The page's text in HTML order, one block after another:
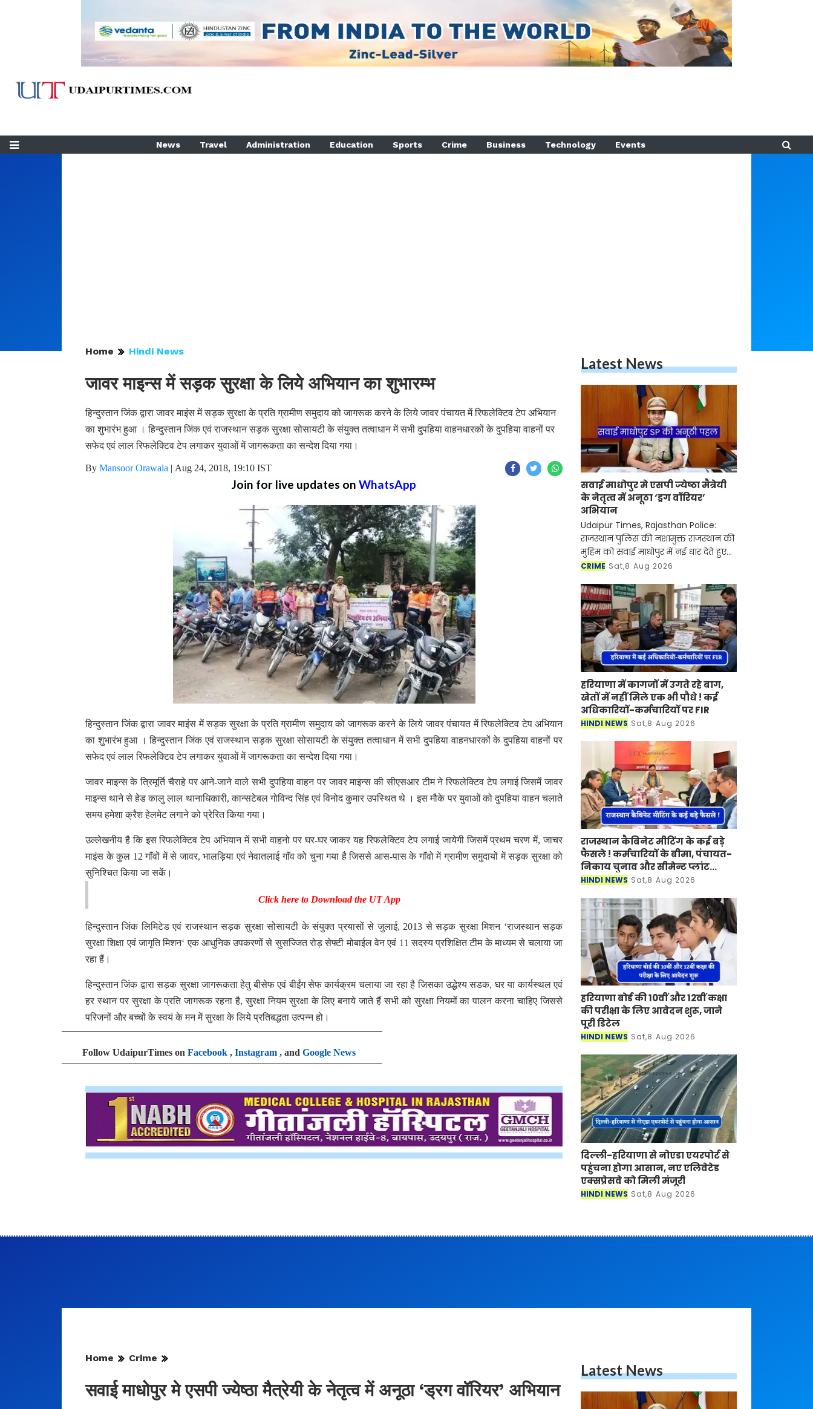
News Travel Administration Education Sports Crime Business Technology Events
Home Hindi News
जावर माइन्स में सड़क सुरक्षा के लिये अभियान का शुभारम्भ
हिन्दुस्तान जिंक द्वारा जावर माइंस में सड़क सुरक्षा के प्रति ग्रामीण समुदाय को जागरूक करने के लिये जावर पंचायत में रिफलेक्टिव टेप अभियान
का शुभारंभ हुआ । हिन्दुस्तान जिंक एवं राजस्थान सड़क सुरक्षा सोसायटी के संयुक्त तत्वाधान में सभी दुपहिया वाहनधारकों के दुपहिया वाहनों पर
सफेद एवं लाल रिफलेक्टिव टेप लगाकर युवाओं में जागरूकता का सन्देश दिया गया।
By Mansoor Orawala | Aug 24, 2018, 19:10 IST
Join for live updates on WhatsApp
हिन्दुस्तान जिंक द्वारा जावर माइंस में सड़क सुरक्षा के प्रति ग्रामीण समुदाय को जागरूक करने के लिये जावर पंचायत में रिफलेक्टिव टेप अभियान
का शुभारंभ हुआ । हिन्दुस्तान जिंक एवं राजस्थान सड़क सुरक्षा सोसायटी के संयुक्त तत्वाधान में सभी दुपहिया वाहनधारकों के दुपहिया वाहनों पर
सफेद एवं लाल रिफलेक्टिव टेप लगाकर युवाओं में जागरूकता का सन्देश दिया गया।
जावर माइन्स के त्रिमूर्ति चैराहे पर आने-जाने वाले सभी दुपहिया वाहन पर जावर माइन्स की सीएसआर टीम ने रिफलेक्टिव टेप लगाई जिसमें जावर
माइन्स थाने से हेड कालु लाल थानाधिकारी, कान्सटेबल गोविन्द सिंह एवं विनोद कुमार उपस्थित थे । इस मौके पर युवाओं को दुपहिया वाहन चलाते
समय हमेशा क्रैश हेलमेट लगाने को प्रेरित किया गया।
उल्लेखनीय है कि इस रिफलेक्टिव टेप अभियान में सभी वाहनो पर घर-घर जाकर यह रिफलेक्टिव टेप लगाई जायेगी जिसमें प्रथम चरण में, जाचर
माइंस के कुल 12 गाॅंवों में से जावर, भालड़िया एवं नेवातलाई गाॅंव को चुना गया है जिससे आस-पास के गाॅंवो में ग्रामीण समुदायों में सड़क सुरक्षा को
सुनिश्चित किया जा सकें।
Click here to Download the UT App
हिन्दुस्तान जिंक लिमिटेड एवं राजस्थान सड़क सुरक्षा सोसायटी के संयुक्त प्रयासों से जुलाई, 2013 से सड़क सुरक्षा मिशन ‘राजस्थान सड़क
सुरक्षा शिक्षा एवं जागृति मिशन‘ एक आधुनिक उपकरणों से सुसज्जित रोड़ सेफ्टी मोबाईल वेन एवं 11 सदस्य प्रशिक्षित टीम के माध्यम से चलाया जा
रहा हैं।
हिन्दुस्तान जिंक द्वारा सड़क सुरक्षा जागरूकता हेतु बीसेफ एवं बीईंग सेफ कार्यक्रम चलाया जा रहा है जिसका उद्धेश्य सडक, घर या कार्यस्थल एवं
हर स्थान पर सुरक्षा के प्रति जागरूक रहना है, सुरक्षा नियम सुरक्षा के लिए बनाये जाते हैं सभी को सुरक्षा नियमों का पालन करना चाहिए जिससे
परिजनों और बच्चों के स्वयं के मन में सुरक्षा के लिये प्रतिबद्धता उत्पन्न हो।
Follow UdaipurTimes on Facebook , Instagram , and Google News
Latest News
सवाई माधोपुर मे एसपी ज्येष्ठा मैत्रेयी
के नेतृत्व में अनूठा ‘ड्रग वॉरियर’
अभियान
Udaipur Times, Rajasthan Police:
राजस्थान पुलिस की नशामुक्त राजस्थान की
मुहिम को सवाई माधोपुर में नई धार देते हुए
सवाई माधोपुर एसपी ज्येष्ठा मैत्रेयी ने ‘पहले
CRIME Sat,8 Aug 2026
हरियाणा में कागजों में उगते रहे बाग,
खेतों में नहीं मिले एक भी पौधे ! कई
अधिकारियों-कर्मचारियों पर FIR
HINDI NEWS Sat,8 Aug 2026
राजस्थान कैबिनेट मीटिंग के कई बड़े
फैसले ! कर्मचारियों के बीमा, पंचायत-
निकाय चुनाव और सीमेन्ट प्लांट
लगाने पर मुहर
HINDI NEWS Sat,8 Aug 2026
हरियाणा बोर्ड की 10वीं और 12वीं कक्षा
की परीक्षा के लिए आवेदन शुरू, जाने
पूरी डिटेल
HINDI NEWS Sat,8 Aug 2026
दिल्ली-हरियाणा से नोएडा एयरपोर्ट से
पहुंचना होगा आसान, नए एलिवेटेड
एक्सप्रेसवे को मिली मंजूरी
HINDI NEWS Sat,8 Aug 2026
Home Crime
सवाई माधोपुर मे एसपी ज्येष्ठा मैत्रेयी के नेतृत्व में अनूठा ‘ड्रग वॉरियर’ अभियान
Latest News